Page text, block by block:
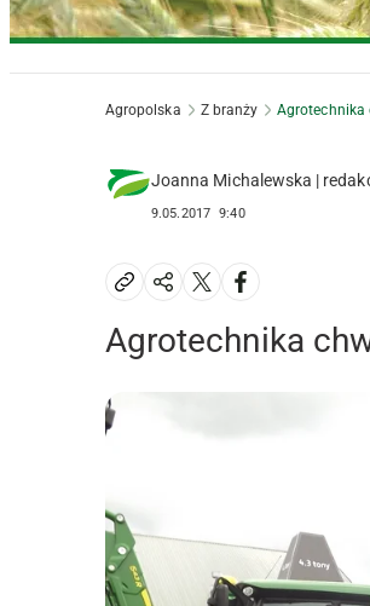
Agropolska Z branży Agrotechnika
Joanna Michalewska |
9.05.2017 9:40
Agrotechnika